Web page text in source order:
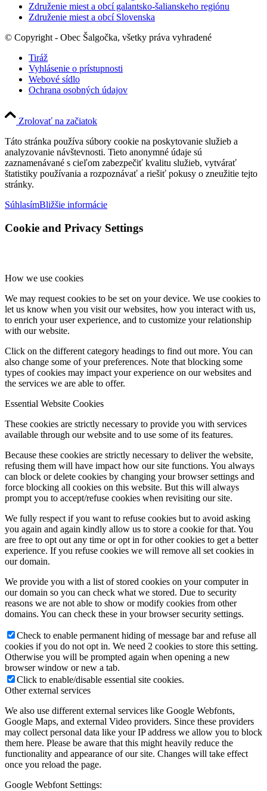
Združenie miest a obcí galantsko-šalianskeho regiónu
Združenie miest a obcí Slovenska
© Copyright - Obec Šalgočka, všetky práva vyhradené
Tiráž
Vyhlásenie o prístupnosti
Webové sídlo
Ochrana osobných údajov
Zrolovať na začiatok
Táto stránka používa súbory cookie na poskytovanie služieb a
analyzovanie návštevnosti. Tieto anonymné údaje sú
zaznamenávané s cieľom zabezpečiť kvalitu služieb, vytvárať
štatistiky používania a rozpoznávať a riešiť pokusy o zneužitie tejto
stránky.
SúhlasímBližšie informácie
Cookie and Privacy Settings
How we use cookies
We may request cookies to be set on your device. We use cookies to
let us know when you visit our websites, how you interact with us,
to enrich your user experience, and to customize your relationship
with our website.
Click on the different category headings to find out more. You can
also change some of your preferences. Note that blocking some
types of cookies may impact your experience on our websites and
the services we are able to offer.
Essential Website Cookies
These cookies are strictly necessary to provide you with services
available through our website and to use some of its features.
Because these cookies are strictly necessary to deliver the website,
refusing them will have impact how our site functions. You always
can block or delete cookies by changing your browser settings and
force blocking all cookies on this website. But this will always
prompt you to accept/refuse cookies when revisiting our site.
We fully respect if you want to refuse cookies but to avoid asking
you again and again kindly allow us to store a cookie for that. You
are free to opt out any time or opt in for other cookies to get a better
experience. If you refuse cookies we will remove all set cookies in
our domain.
We provide you with a list of stored cookies on your computer in
our domain so you can check what we stored. Due to security
reasons we are not able to show or modify cookies from other
domains. You can check these in your browser security settings.
Check to enable permanent hiding of message bar and refuse all
cookies if you do not opt in. We need 2 cookies to store this setting.
Otherwise you will be prompted again when opening a new
browser window or new a tab.
Click to enable/disable essential site cookies.
Other external services
We also use different external services like Google Webfonts,
Google Maps, and external Video providers. Since these providers
may collect personal data like your IP address we allow you to block
them here. Please be aware that this might heavily reduce the
functionality and appearance of our site. Changes will take effect
once you reload the page.
Google Webfont Settings: